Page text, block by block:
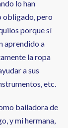
lo han
obligado, pero
porque sí
aprendido a
la ropa
a sus
etc.
bailadora de
y mi hermana,